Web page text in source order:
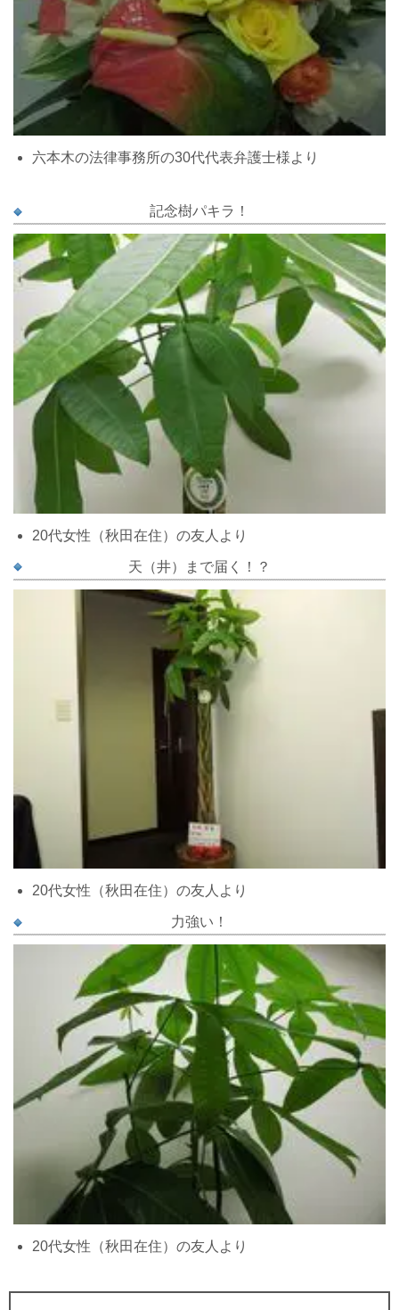
六本木の法律事務所の30代代表弁護士様より
記念樹パキラ！
20代女性（秋田在住）の友人より
天（井）まで届く！？
20代女性（秋田在住）の友人より
力強い！
20代女性（秋田在住）の友人より